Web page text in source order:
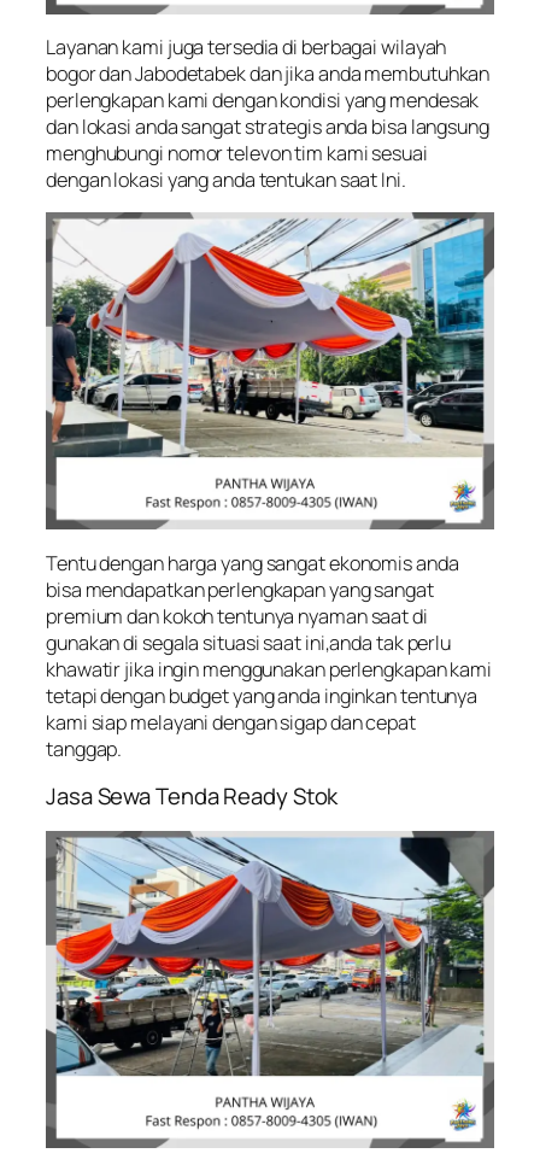
Layanan kami juga tersedia di berbagai wilayah
bogor dan Jabodetabek dan jika anda membutuhkan
perlengkapan kami dengan kondisi yang mendesak
dan lokasi anda sangat strategis anda bisa langsung
menghubungi nomor televon tim kami sesuai
dengan lokasi yang anda tentukan saat Ini.
Tentu dengan harga yang sangat ekonomis anda
bisa mendapatkan perlengkapan yang sangat
premium dan kokoh tentunya nyaman saat di
gunakan di segala situasi saat ini,anda tak perlu
khawatir jika ingin menggunakan perlengkapan kami
tetapi dengan budget yang anda inginkan tentunya
kami siap melayani dengan sigap dan cepat
tanggap.
Jasa Sewa Tenda Ready Stok